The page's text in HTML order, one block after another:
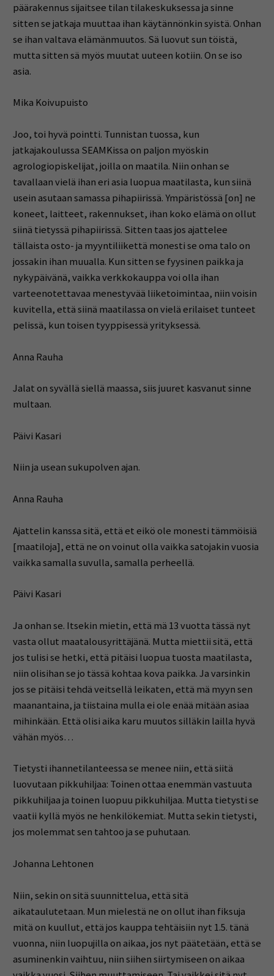
päärakennus sijaitsee tilan tilakeskuksessa ja sinne
sitten se jatkaja muuttaa ihan käytännönkin syistä. Onhan
se ihan valtava elämänmuutos. Sä luovut sun töistä,
mutta sitten sä myös muutat uuteen kotiin. On se iso
asia.
Mika Koivupuisto
Joo, toi hyvä pointti. Tunnistan tuossa, kun
jatkajakoulussa SEAMKissa on paljon myöskin
agrologiopiskelijat, joilla on maatila. Niin onhan se
tavallaan vielä ihan eri asia luopua maatilasta, kun siinä
usein asutaan samassa pihapiirissä. Ympäristössä [on] ne
koneet, laitteet, rakennukset, ihan koko elämä on ollut
siinä tietyssä pihapiirissä. Sitten taas jos ajattelee
tällaista osto- ja myyntiliikettä monesti se oma talo on
jossakin ihan muualla. Kun sitten se fyysinen paikka ja
nykypäivänä, vaikka verkkokauppa voi olla ihan
varteenotettavaa menestyvää liiketoimintaa, niin voisin
kuvitella, että siinä maatilassa on vielä erilaiset tunteet
pelissä, kun toisen tyyppisessä yrityksessä.
Anna Rauha
Jalat on syvällä siellä maassa, siis juuret kasvanut sinne
multaan.
Päivi Kasari
Niin ja usean sukupolven ajan.
Anna Rauha
Ajattelin kanssa sitä, että et eikö ole monesti tämmöisiä
[maatiloja], että ne on voinut olla vaikka satojakin vuosia
vaikka samalla suvulla, samalla perheellä.
Päivi Kasari
Ja onhan se. Itsekin mietin, että mä 13 vuotta tässä nyt
vasta ollut maatalousyrittäjänä. Mutta miettii sitä, että
jos tulisi se hetki, että pitäisi luopua tuosta maatilasta,
niin olisihan se jo tässä kohtaa kova paikka. Ja varsinkin
jos se pitäisi tehdä veitsellä leikaten, että mä myyn sen
maanantaina, ja tiistaina mulla ei ole enää mitään asiaa
mihinkään. Että olisi aika karu muutos silläkin lailla hyvä
vähän myös…
Tietysti ihannetilanteessa se menee niin, että siitä
luovutaan pikkuhiljaa: Toinen ottaa enemmän vastuuta
pikkuhiljaa ja toinen luopuu pikkuhiljaa. Mutta tietysti se
vaatii kyllä myös ne henkilökemiat. Mutta sekin tietysti,
jos molemmat sen tahtoo ja se puhutaan.
Johanna Lehtonen
Niin, sekin on sitä suunnittelua, että sitä
aikataulutetaan. Mun mielestä ne on ollut ihan fiksuja
mitä on kuullut, että jos kauppa tehtäisiin nyt 1.5. tänä
vuonna, niin luopujilla on aikaa, jos nyt päätetään, että se
asuminenkin vaihtuu, niin siihen siirtymiseen on aikaa